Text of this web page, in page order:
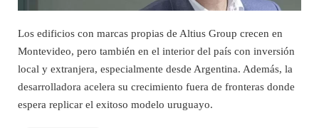
Los edificios con marcas propias de Altius Group crecen en
Montevideo, pero también en el interior del país con inversión
local y extranjera, especialmente desde Argentina. Además, la
desarrolladora acelera su crecimiento fuera de fronteras donde
espera replicar el exitoso modelo uruguayo.